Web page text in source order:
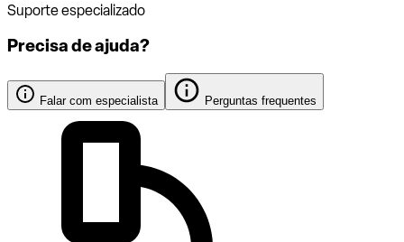
Suporte especializado
Precisa de ajuda?
Falar com especialista Perguntas frequentes